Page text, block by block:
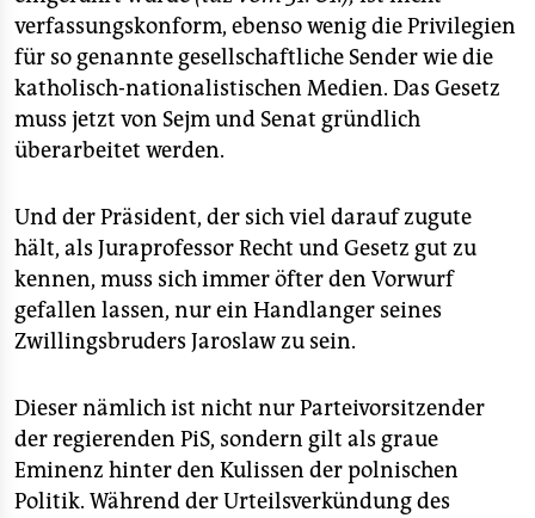
verfassungskonform, ebenso wenig die Privilegien
für so genannte gesellschaftliche Sender wie die
katholisch-nationalistischen Medien. Das Gesetz
muss jetzt von Sejm und Senat gründlich
überarbeitet werden.
Und der Präsident, der sich viel darauf zugute
hält, als Juraprofessor Recht und Gesetz gut zu
kennen, muss sich immer öfter den Vorwurf
gefallen lassen, nur ein Handlanger seines
Zwillingsbruders Jaroslaw zu sein.
Dieser nämlich ist nicht nur Parteivorsitzender
der regierenden PiS, sondern gilt als graue
Eminenz hinter den Kulissen der polnischen
Politik. Während der Urteilsverkündung des